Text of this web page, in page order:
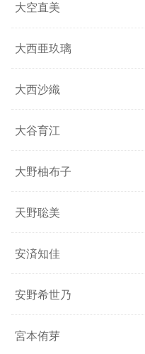
大空直美
大西亜玖璃
大西沙織
大谷育江
大野柚布子
天野聡美
安済知佳
安野希世乃
宮本侑芽